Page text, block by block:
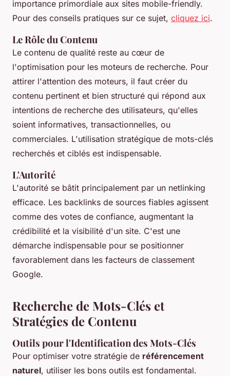
importance primordiale aux sites mobile-friendly.
Pour des conseils pratiques sur ce sujet, cliquez ici.
Le Rôle du Contenu
Le contenu de qualité reste au cœur de
l'optimisation pour les moteurs de recherche. Pour
attirer l'attention des moteurs, il faut créer du
contenu pertinent et bien structuré qui répond aux
intentions de recherche des utilisateurs, qu'elles
soient informatives, transactionnelles, ou
commerciales. L'utilisation stratégique de mots-clés
recherchés et ciblés est indispensable.
L'Autorité
L'autorité se bâtit principalement par un netlinking
efficace. Les backlinks de sources fiables agissent
comme des votes de confiance, augmentant la
crédibilité et la visibilité d'un site. C'est une
démarche indispensable pour se positionner
favorablement dans les facteurs de classement
Google.
Recherche de Mots-Clés et
Stratégies de Contenu
Outils pour l'Identification des Mots-Clés
Pour optimiser votre stratégie de référencement
naturel, utiliser les bons outils est fondamental.